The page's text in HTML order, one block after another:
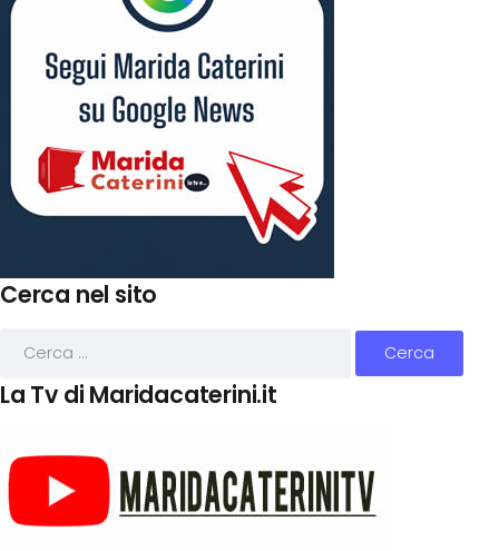
Cerca nel sito
La Tv di Maridacaterini.it